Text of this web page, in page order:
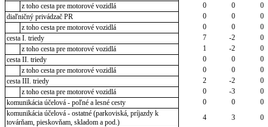
z toho cesta pre motorové vozidlá
0 0
0
diaľničný privádzač PR
0 0
0
z toho cesta pre motorové vozidlá
0 0
0
cesta I. triedy
7 -2
0
z toho cesta pre motorové vozidlá
1 -2
0
cesta II. triedy
0 0
0
z toho cesta pre motorové vozidlá
0 0
0
cesta III. triedy
2 -2
0
z toho cesta pre motorové vozidlá
0 -3
0
komunikácia účelová - poľné a lesné cesty
0 0
0
komunikácia účelová - ostatné (parkoviská, príjazdy k
továrňam, pieskovňam, skladom a pod.)
4 3
0